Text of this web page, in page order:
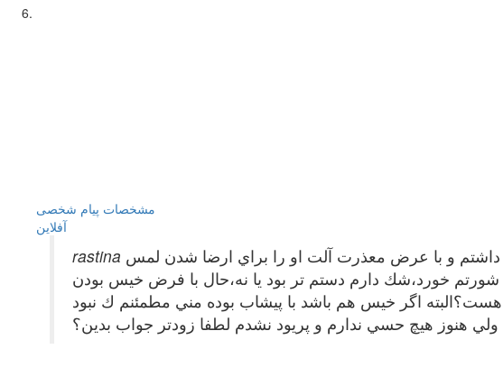
مشخصات پیام شخصی
آفلاين
ي جنسي با نامزدم داشتم و با عرض معذرت آلت او را براي ارضا شدن لمس
خورد،شك دارم دستم تر بود يا نه،حال با فرض خيس بودن
اگر خيس هم باشد با پيشاب بوده مني مطمئنم ك نبود